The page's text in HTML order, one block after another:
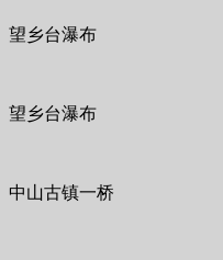
望乡台瀑布
望乡台瀑布
中山古镇一桥